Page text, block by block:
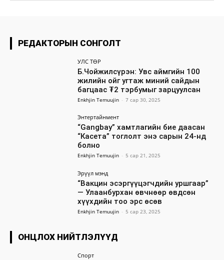
РЕДАКТОРЫН СОНГОЛТ
УЛС ТӨР
Б.Чойжилсүрэн: Увс аймгийн 100
жилийн ойг угтаж миний сайдын
багцаас ₮2 тэрбумыг зарцуулсан
Enkhjin Temuujin - 7 сар 30, 2025
Энтертайнмент
“Gangbay” хамтлагийн бие даасан
“Касета” тоглолт энэ сарын 24-нд
болно
Enkhjin Temuujin - 5 сар 21, 2025
Эрүүл мэнд
“Вакцин эсэргүүцэгчдийн уршгаар”
— Улаанбурхан өвчнөөр өвдсөн
хүүхдийн тоо эрс өсөв
Enkhjin Temuujin - 5 сар 23, 2025
ОНЦЛОХ НИЙТЛЭЛҮҮД
Спорт